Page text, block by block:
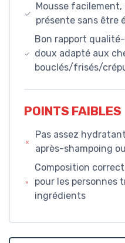
Mousse facilement,
présente sans être
Bon rapport
doux adapté aux
bouclés/frisés/
POINTS FAIBLES
Pas assez
après-shampoing
Composition
pour les personnes
ingrédients